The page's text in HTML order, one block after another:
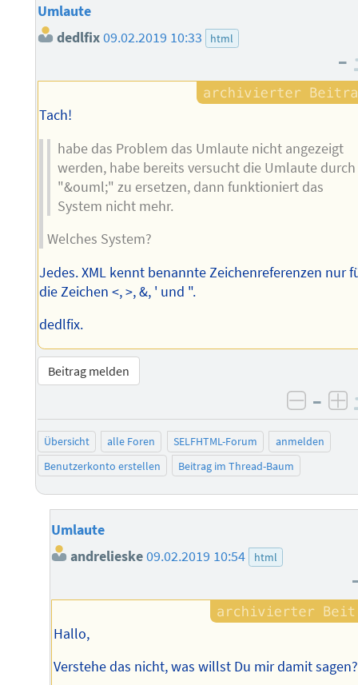
Umlaute
dedlfix09.02.2019 10:33 html
–
Tach!
habe das Problem das Umlaute nicht angezeigt
werden, habe bereits versucht die Umlaute durch
"&ouml;" zu ersetzen, dann funktioniert das
System nicht mehr.
Welches System?
Jedes. XML kennt benannte Zeichenreferenzen nur
die Zeichen <, >, &, ' und ".
dedlfix.
Beitrag melden
–
Übersicht alle Foren SELFHTML-Forum
anmelden
Benutzerkonto erstellen
Beitrag im Thread-Baum
Umlaute
andrelieske09.02.2019 10:54 html
Hallo,
Verstehe das nicht, was willst Du mir damit sagen?